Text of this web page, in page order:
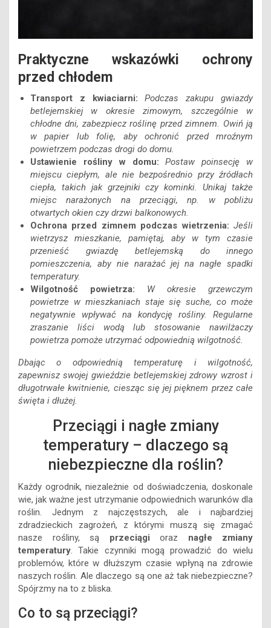
Praktyczne wskazówki ochrony
przed chłodem
Transport z kwiaciarni:
Podczas zakupu gwiazdy
betlejemskiej w okresie zimowym, szczególnie w
chłodne dni, zabezpiecz roślinę przed zimnem. Owiń ją
w papier lub folię, aby ochronić przed mroźnym
powietrzem podczas drogi do domu.
Ustawienie rośliny w domu:
Postaw poinsecję w
miejscu ciepłym, ale nie bezpośrednio przy źródłach
ciepła, takich jak grzejniki czy kominki. Unikaj także
miejsc narażonych na przeciągi, np. w pobliżu
otwartych okien czy drzwi balkonowych.
Ochrona przed zimnem podczas wietrzenia: Jeśli
wietrzysz mieszkanie, pamiętaj, aby w tym czasie
przenieść gwiazdę betlejemską do innego
pomieszczenia, aby nie narażać jej na nagłe spadki
temperatury.
Wilgotność powietrza:
W okresie grzewczym
powietrze w mieszkaniach staje się suche, co może
negatywnie wpływać na kondycję rośliny. Regularne
zraszanie liści wodą lub stosowanie nawilżaczy
powietrza pomoże utrzymać odpowiednią wilgotność.
Dbając o odpowiednią temperaturę i wilgotność,
zapewnisz swojej gwieździe betlejemskiej zdrowy wzrost i
długotrwałe kwitnienie, ciesząc się jej pięknem przez całe
święta i dłużej.
Przeciągi i nagłe zmiany
temperatury – dlaczego są
niebezpieczne dla roślin?
Każdy ogrodnik, niezależnie od doświadczenia, doskonale
wie, jak ważne jest utrzymanie odpowiednich warunków dla
roślin. Jednym z najczęstszych, ale i najbardziej
zdradzieckich zagrożeń, z którymi muszą się zmagać
nasze rośliny, są przeciągi oraz nagłe zmiany
temperatury. Takie czynniki mogą prowadzić do wielu
problemów, które w dłuższym czasie wpłyną na zdrowie
naszych roślin. Ale dlaczego są one aż tak niebezpieczne?
Spójrzmy na to z bliska.
Co to są przeciągi?